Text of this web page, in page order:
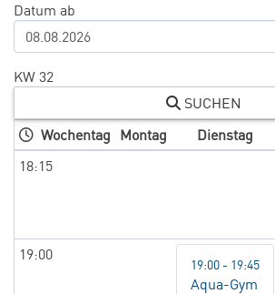
Datum ab
KW 32
SUCHEN
Wochentag Montag Dienstag
18:15
19:00
19:00 - 19:45
Aqua-Gym